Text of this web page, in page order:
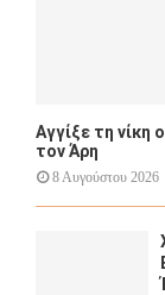
Αγγίξε τη νίκη
τον Άρη
8 Αυγούστου 2026